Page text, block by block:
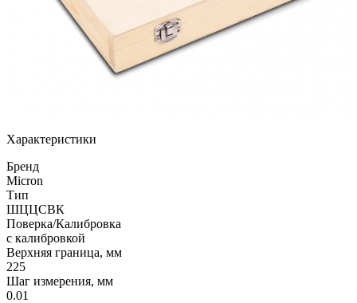
Характеристики
Бренд
Micron
Тип
ШЦЦСВК
Поверка/Калибровка
с калибровкой
Верхняя граница, мм
225
Шаг измерения, мм
0.01